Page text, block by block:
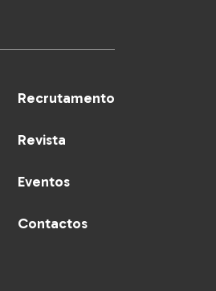
Recrutamento
Revista
Eventos
Contactos